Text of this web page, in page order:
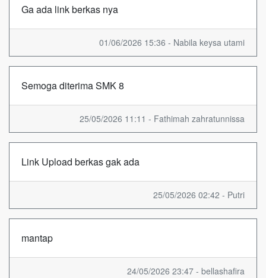
Ga ada link berkas nya
01/06/2026 15:36 - Nabila keysa utami
Semoga diterima SMK 8
25/05/2026 11:11 - Fathimah zahratunnissa
Link Upload berkas gak ada
25/05/2026 02:42 - Putri
mantap
24/05/2026 23:47 - bellashafira